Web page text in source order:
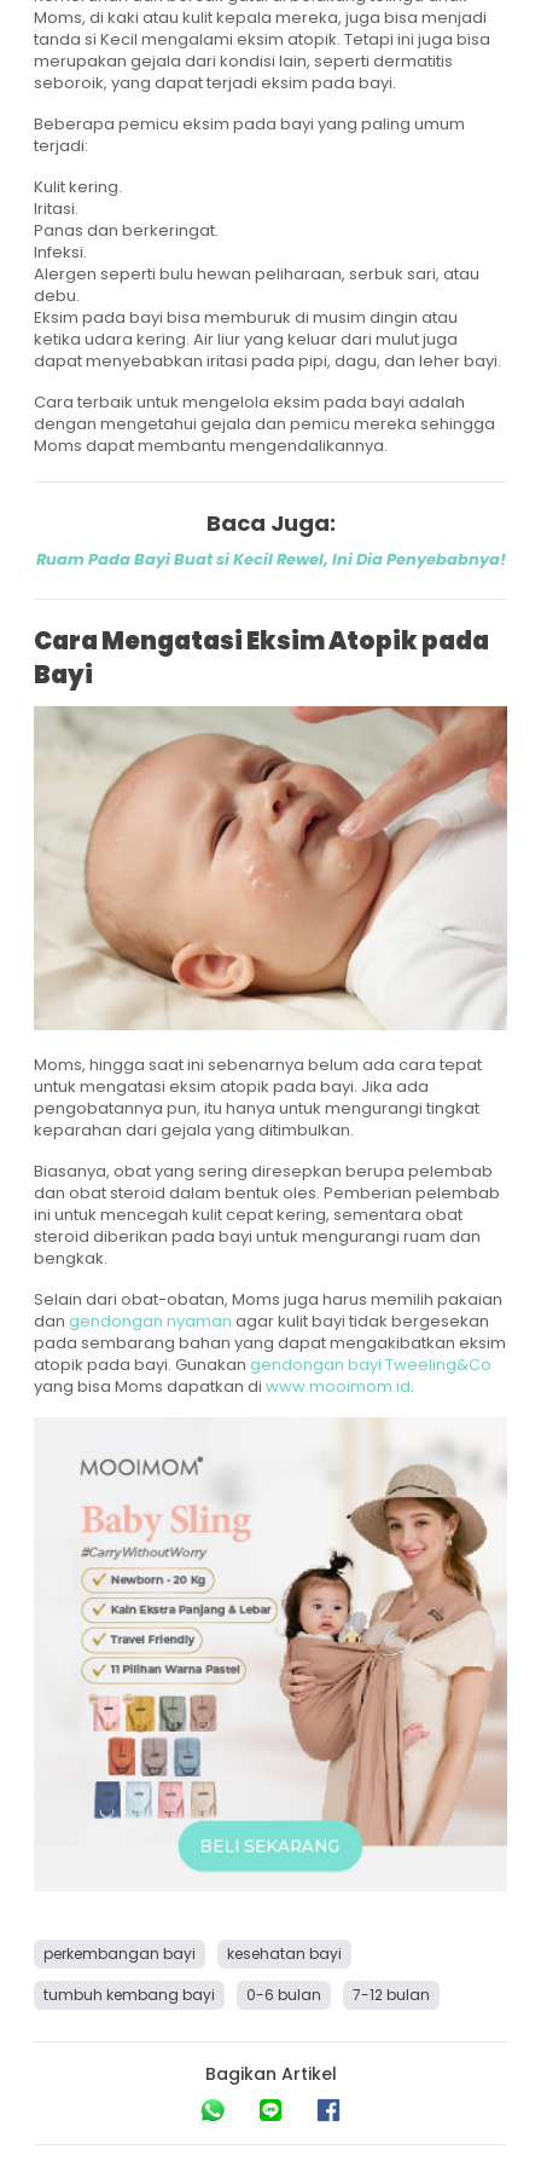
Moms, di kaki atau kulit kepala mereka, juga bisa menjadi
tanda si Kecil mengalami eksim atopik. Tetapi ini juga bisa
merupakan gejala dari kondisi lain, seperti dermatitis
seboroik, yang dapat terjadi eksim pada bayi.
Beberapa pemicu eksim pada bayi yang paling umum
terjadi:
Kulit kering.
Iritasi.
Panas dan berkeringat.
Infeksi.
Alergen seperti bulu hewan peliharaan, serbuk sari, atau
debu.
Eksim pada bayi bisa memburuk di musim dingin atau
ketika udara kering. Air liur yang keluar dari mulut juga
dapat menyebabkan iritasi pada pipi, dagu, dan leher bayi.
Cara terbaik untuk mengelola eksim pada bayi adalah
dengan mengetahui gejala dan pemicu mereka sehingga
Moms dapat membantu mengendalikannya.
Baca Juga:
Ruam Pada Bayi Buat si Kecil Rewel, Ini Dia Penyebabnya!
Cara Mengatasi Eksim Atopik pada
Bayi
Moms, hingga saat ini sebenarnya belum ada cara tepat
untuk mengatasi eksim atopik pada bayi. Jika ada
pengobatannya pun, itu hanya untuk mengurangi tingkat
keparahan dari gejala yang ditimbulkan.
Biasanya, obat yang sering diresepkan berupa pelembab
dan obat steroid dalam bentuk oles. Pemberian pelembab
ini untuk mencegah kulit cepat kering, sementara obat
steroid diberikan pada bayi untuk mengurangi ruam dan
bengkak.
Selain dari obat-obatan, Moms juga harus memilih pakaian
dan gendongan nyaman agar kulit bayi tidak bergesekan
pada sembarang bahan yang dapat mengakibatkan eksim
atopik pada bayi. Gunakan gendongan bayi Tweeling&Co
yang bisa Moms dapatkan di www.mooimom.id.
perkembangan bayi
kesehatan bayi
tumbuh kembang bayi
0-6 bulan 7-12 bulan
Bagikan Artikel